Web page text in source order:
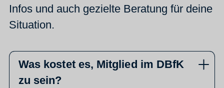
Infos und auch gezielte Beratung für deine
Situation.
Was kostet es, Mitglied im DBfK
zu sein?